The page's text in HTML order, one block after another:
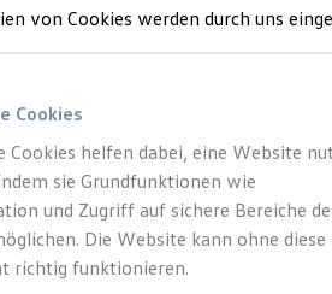
und Gebrauchtwagen
Angebote
Leasing
Leasing
Leasing
Leasing
ohne Anzahlung
edel,
der Touareg
von Cookies werden durch uns
Cookies
Cookies helfen dabei, eine Website
sie Grundfunktionen wie
und Zugriff auf sichere Bereiche
Die Website kann ohne diese
richtig funktionieren.